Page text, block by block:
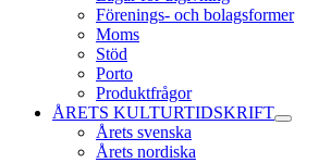
child
menu
Förenings- och bolagsformer
Moms
Stöd
Porto
Produktfrågor
ÅRETS KULTURTIDSKRIFT
expand
Årets svenska
Årets nordiska